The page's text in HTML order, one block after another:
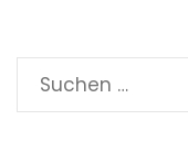
Suchen
nach: